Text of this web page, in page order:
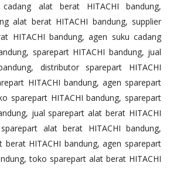
alat berat HITACHI bandung,
alat berat HITACHI bandung, supplier
HITACHI bandung, agen suku cadang
sparepart HITACHI bandung, jual
distributor sparepart HITACHI
HITACHI bandung, agen sparepart
sparepart HITACHI bandung, sparepart
jual sparepart alat berat HITACHI
alat berat HITACHI bandung,
berat HITACHI bandung, agen sparepart
toko sparepart alat berat HITACHI